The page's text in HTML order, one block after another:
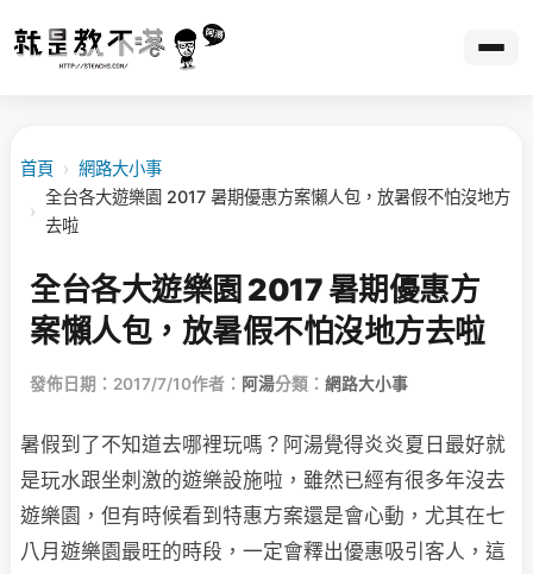
首頁 › 網路大小事
›
全台各大遊樂園 2017 暑期優惠方案懶人包，放暑假不怕沒地方
去啦
全台各大遊樂園 2017 暑期優惠方
案懶人包，放暑假不怕沒地方去啦
發佈日期：2017/7/10作者： 阿湯分類： 網路大小事
暑假到了不知道去哪裡玩嗎？阿湯覺得炎炎夏日最好就
是玩水跟坐刺激的遊樂設施啦，雖然已經有很多年沒去
遊樂園，但有時候看到特惠方案還是會心動，尤其在七
八月遊樂園最旺的時段，一定會釋出優惠吸引客人，這